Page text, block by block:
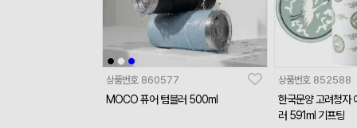
상품번호 860577
MOCO 퓨어 텀블러 500ml
상품번호 852588
한국문양 고려청자
러 591ml 기프팅